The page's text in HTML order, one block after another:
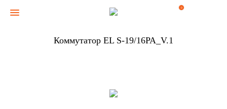
0
Коммутатор EL S-19/16PA_V.1